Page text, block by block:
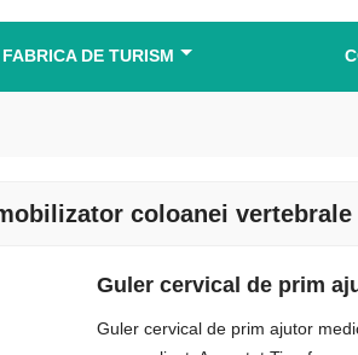
FABRICA DE TURISM
coloanei vertebrale
Guler cervical de prim
Guler cervical de prim ajutor